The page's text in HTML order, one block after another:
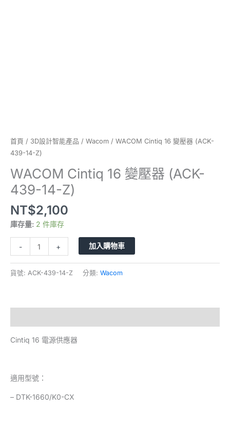
首頁 / 3D設計智能產品 / Wacom / WACOM Cintiq 16 變壓器 (ACK-
439-14-Z)
WACOM Cintiq 16 變壓器 (ACK-
439-14-Z)
NT$2,100
庫存量: 2 件庫存
- + 加入購物車
貨號: ACK-439-14-Z 分類: Wacom
Cintiq 16 電源供應器
適用型號：
– DTK-1660/K0-CX